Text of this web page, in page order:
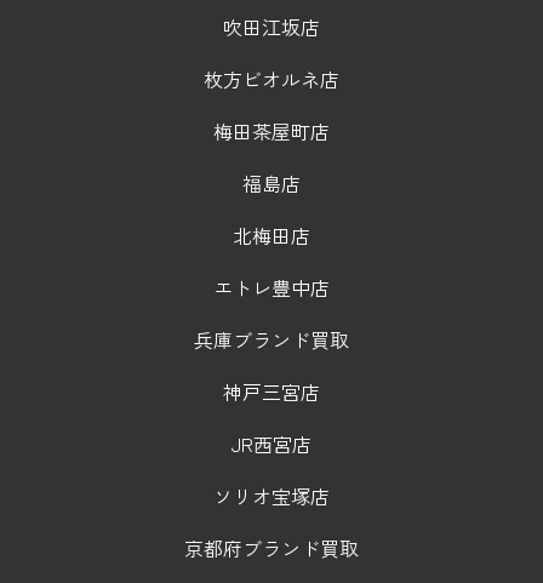
吹田江坂店
枚方ビオルネ店
梅田茶屋町店
福島店
北梅田店
エトレ豊中店
兵庫ブランド買取
神戸三宮店
JR西宮店
ソリオ宝塚店
京都府ブランド買取